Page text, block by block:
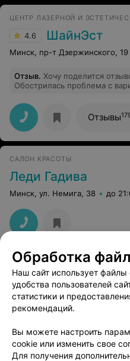
ЦЕНТР ЛАЗЕРНОЙ И
4.6 ШайнЭст
Минск, пр-т Дзержинского, 19
Отзыв. Хочу поделится
Обострилась проблема с
лечение и грамотно меня
Лазерная процедура
восстановился. Варикоз
снова могу наслаждаться
Отличный центр и
Отзывы
САЛОН КРАСОТЫ
Леди Гадива
Минск, ул. Немига, 38 до
КОСМЕТОЛОГИЯ
Акценt
Минск, ул. Есенина, 6/1 до
Обработка
Наш сайт использует
удобства пользователей
статистики и
рекомендаций.
Вы можете настроить
cookie или изменить свое
Для получения